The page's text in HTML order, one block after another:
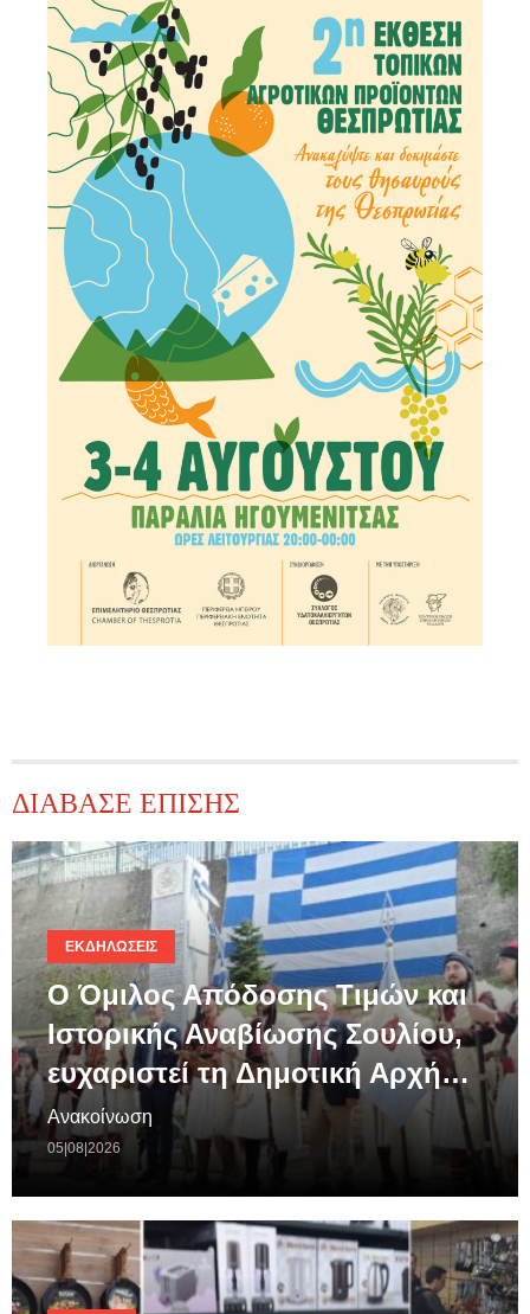
ΔΙΑΒΑΣΕ ΕΠΙΣΗΣ
ΕΚΔΗΛΏΣΕΙΣ
Ο Όμιλος Απόδοσης Τιμών και
Ιστορικής Αναβίωσης Σουλίου,
ευχαριστεί τη Δημοτική Αρχή…
Ανακοίνωση
05|08|2026